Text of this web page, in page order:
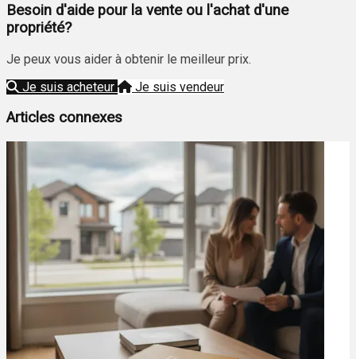
Besoin d'aide pour la vente ou l'achat d'une
propriété?
Je peux vous aider à obtenir le meilleur prix.
Je suis acheteur
Je suis vendeur
Articles connexes